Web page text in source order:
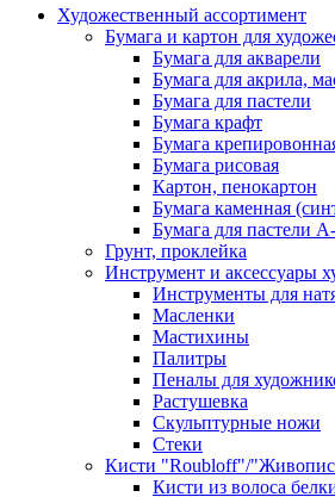
Художественный ассортимент
Бумага и картон для
Бумага для акварели
Бумага для акрила,
Бумага для пастели
Бумага крафт
Бумага
Бумага рисовая
Картон, пенокартон
Бумага каменная
Бумага для пастели
Грунт, проклейка
Инструмент и аксессуары
Инструменты для
Масленки
Мастихины
Палитры
Пеналы для
Растушевка
Скульптурные ножи
Стеки
Кисти "Roubloff"/
Кисти из волоса